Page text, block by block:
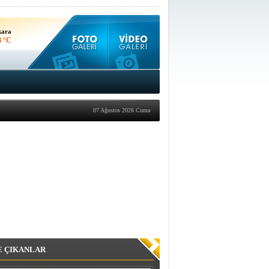
°C
°C
07 Ağustos 2026 Cuma
ÇIKANLAR